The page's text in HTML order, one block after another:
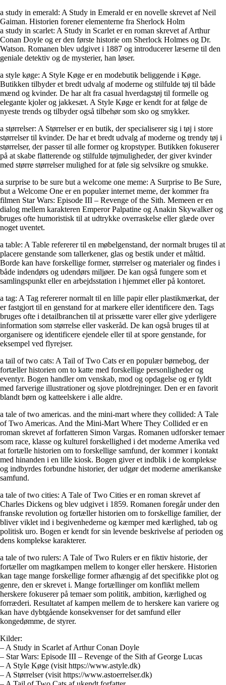
a study in emerald: A Study in Emerald er en novelle skrevet af Neil
Gaiman. Historien forener elementerne fra Sherlock Holm
a study in scarlet: A Study in Scarlet er en roman skrevet af Arthur
Conan Doyle og er den første historie om Sherlock Holmes og Dr.
Watson. Romanen blev udgivet i 1887 og introducerer læserne til den
geniale detektiv og de mysterier, han løser.
a style køge: A Style Køge er en modebutik beliggende i Køge.
Butikken tilbyder et bredt udvalg af moderne og stilfulde tøj til både
mænd og kvinder. De har alt fra casual hverdagstøj til formelle og
elegante kjoler og jakkesæt. A Style Køge er kendt for at følge de
nyeste trends og tilbyder også tilbehør som sko og smykker.
a størrelser: A Størrelser er en butik, der specialiserer sig i tøj i store
størrelser til kvinder. De har et bredt udvalg af moderne og trendy tøj i
størrelser, der passer til alle former og kropstyper. Butikken fokuserer
på at skabe flatterende og stilfulde tøjmuligheder, der giver kvinder
med større størrelser mulighed for at føle sig selvsikre og smukke.
a surprise to be sure but a welcome one meme: A Surprise to Be Sure,
but a Welcome One er en populær internet meme, der kommer fra
filmen Star Wars: Episode III – Revenge of the Sith. Memeen er en
dialog mellem karakteren Emperor Palpatine og Anakin Skywalker og
bruges ofte humoristisk til at udtrykke overraskelse eller glæde over
noget uventet.
a table: A Table refererer til en møbelgenstand, der normalt bruges til at
placere genstande som tallerkener, glas og bestik under et måltid.
Borde kan have forskellige former, størrelser og materialer og findes i
både indendørs og udendørs miljøer. De kan også fungere som et
samlingspunkt eller en arbejdsstation i hjemmet eller på kontoret.
a tag: A Tag refererer normalt til en lille papir eller plastikmærkat, der
er fastgjort til en genstand for at markere eller identificere den. Tags
bruges ofte i detailbranchen til at prissætte varer eller give yderligere
information som størrelse eller vaskeråd. De kan også bruges til at
organisere og identificere ejendele eller til at spore genstande, for
eksempel ved flyrejser.
a tail of two cats: A Tail of Two Cats er en populær børnebog, der
fortæller historien om to katte med forskellige personligheder og
eventyr. Bogen handler om venskab, mod og opdagelse og er fyldt
med farverige illustrationer og sjove plotdrejninger. Den er en favorit
blandt børn og katteelskere i alle aldre.
a tale of two americas. and the mini-mart where they collided: A Tale
of Two Americas. And the Mini-Mart Where They Collided er en
roman skrevet af forfatteren Simon Vargas. Romanen udforsker temaer
som race, klasse og kulturel forskellighed i det moderne Amerika ved
at fortælle historien om to forskellige samfund, der kommer i kontakt
med hinanden i en lille kiosk. Bogen giver et indblik i de komplekse
og indbyrdes forbundne historier, der udgør det moderne amerikanske
samfund.
a tale of two cities: A Tale of Two Cities er en roman skrevet af
Charles Dickens og blev udgivet i 1859. Romanen foregår under den
franske revolution og fortæller historien om to forskellige familier, der
bliver viklet ind i begivenhederne og kæmper med kærlighed, tab og
politisk uro. Bogen er kendt for sin levende beskrivelse af perioden og
dens komplekse karakterer.
a tale of two rulers: A Tale of Two Rulers er en fiktiv historie, der
fortæller om magtkampen mellem to konger eller herskere. Historien
kan tage mange forskellige former afhængig af det specifikke plot og
genre, den er skrevet i. Mange fortællinger om konflikt mellem
herskere fokuserer på temaer som politik, ambition, kærlighed og
forræderi. Resultatet af kampen mellem de to herskere kan variere og
kan have dybtgående konsekvenser for det samfund eller
kongedømme, de styrer.
Kilder:
– A Study in Scarlet af Arthur Conan Doyle
– Star Wars: Episode III – Revenge of the Sith af George Lucas
– A Style Køge (visit https://www.astyle.dk)
– A Størrelser (visit https://www.astoerrelser.dk)